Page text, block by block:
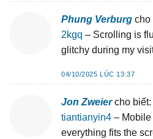
Phung Verburg cho
2kgq – Scrolling is
glitchy during my
04/10/2025 LÚC 13:37
Jon Zweier cho biết:
tiantianyin4 – Mobile
everything fits the